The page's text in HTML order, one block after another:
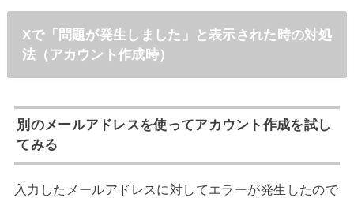
Xで「問題が発生しました」と表示された時の対処
法（アカウント作成時）
別のメールアドレスを使ってアカウント作成を試し
てみる
入力したメールアドレスに対してエラーが発生したので